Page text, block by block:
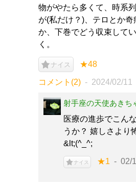
物がやたら多くて、時系
が(私だけ？)、テロとか
か、下巻でどう収束して
く。
ナイス ★48
コメント(2) 2024/02/11
射手座の天使あきち
医療の進歩でこん
うか？ 嬉しさより
&lt;(^_^;
ナイス ★1 02/